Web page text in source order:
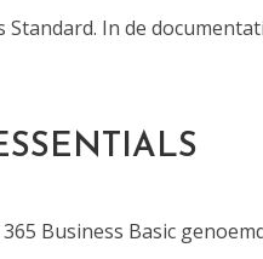
In de
Business Basic